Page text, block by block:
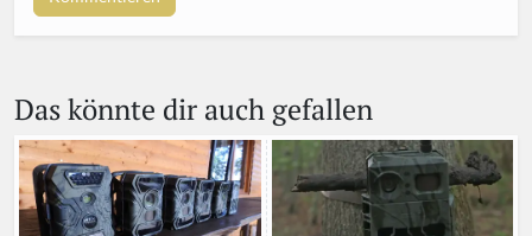
Das könnte dir auch gefallen